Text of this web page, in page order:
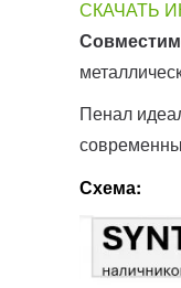
СКАЧАТЬ
Пенал
Схема: